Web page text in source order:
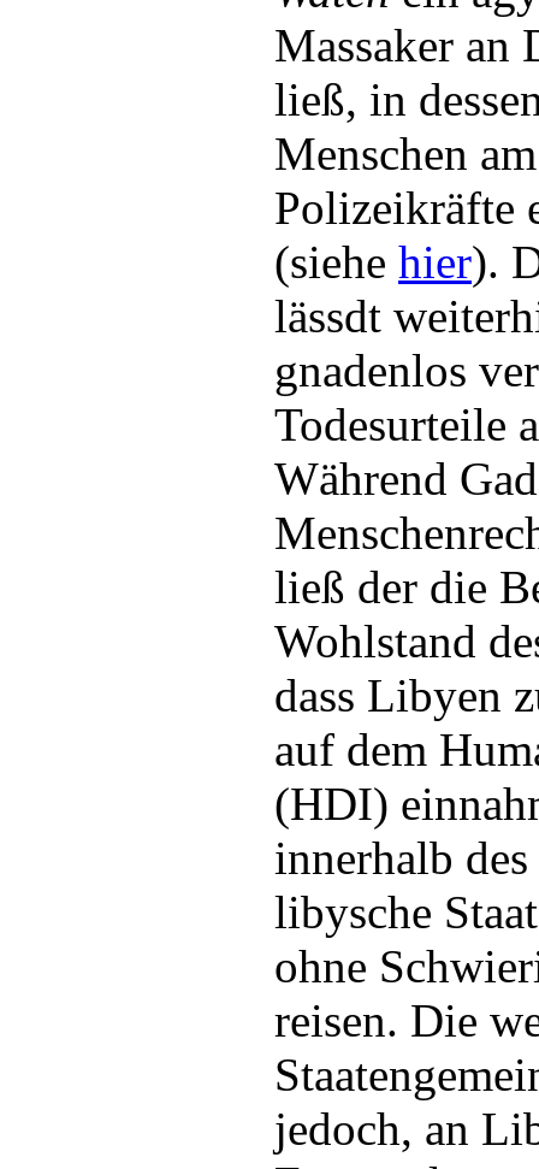
Massaker an
ließ, in
Menschen
Polizeikräfte
(siehe hier).
lässdt
gnadenlos
Todesurteile
Während
ließ der die
Wohlstand
dass Libyen
auf dem
(HDI)
innerhalb
libysche
ohne
reisen. Die
jedoch, an